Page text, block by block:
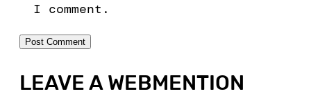
I comment.
LEAVE A WEBMENTION